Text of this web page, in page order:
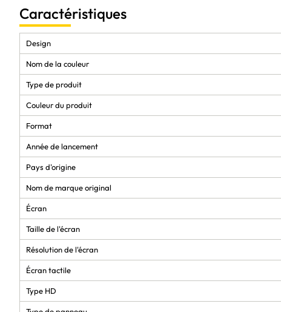
Caractéristiques
Design
Nom de la couleur
Type de produit
Couleur du produit
Format
Année de lancement
Pays d'origine
Nom de marque original
Écran
Taille de l'écran
Résolution de l'écran
Écran tactile
Type HD